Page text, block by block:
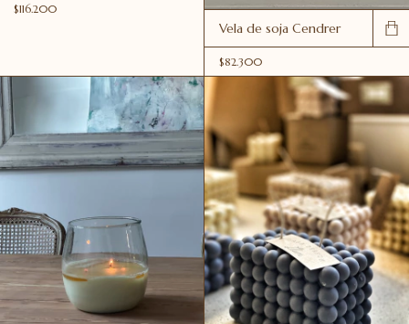
$116.200
Vela de soja Cendrer
$82.300